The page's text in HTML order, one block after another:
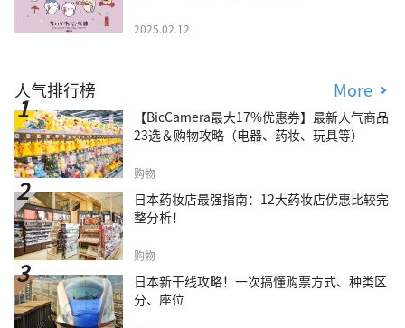
2025.02.12
人气排行榜 More
【BicCamera最大17%优惠券】最新人气商品
23选＆购物攻略（电器、药妆、玩具等）
购物
日本药妆店最强指南：12大药妆店优惠比较完
整分析！
购物
日本新干线攻略！一次搞懂购票方式、种类区
分、座位